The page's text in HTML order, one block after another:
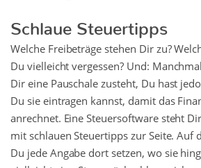
Schlaue Steuertipps
Welche Freibeträge stehen Dir zu?
Du vielleicht vergessen? Und:
Dir eine Pauschale zusteht, Du hast
Du sie eintragen kannst, damit das
anrechnet. Eine Steuersoftware steht
mit schlauen Steuertipps zur Seite. Auf
Du jede Angabe dort setzen, wo sie